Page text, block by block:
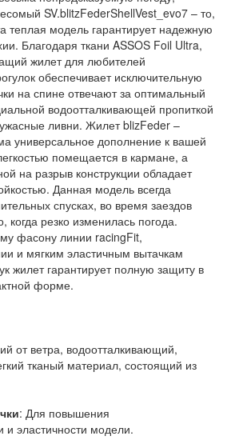
SV.blitzFederShellVest_evo7 – то,
теплая модель гарантирует надежную
Благодаря ткани ASSOS Foil Ultra,
жилет для любителей
обеспечивает исключительную
на спине отвечают за оптимальный
водоотталкивающей пропиткой
ливни. Жилет blizFeder –
универсальное дополнение к вашей
помещается в кармане, а
на разрыв конструкции обладает
Данная модель всегда
спусках, во время заездов
когда резко изменилась погода.
фасону линии racingFit,
и мягким эластичным вытачкам
жилет гарантирует полную защиту в
форме.
от ветра, водоотталкивающий,
тканый материал, состоящий из
: Для повышения
и эластичности модели.